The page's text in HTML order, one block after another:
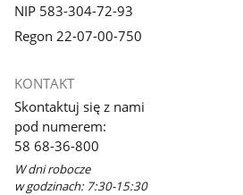
NIP 583-304-72-93
Regon 22-07-00-750
KONTAKT
Skontaktuj się z nami
pod numerem:
58 68-36-800
W dni robocze
w godzinach: 7:30-15:30